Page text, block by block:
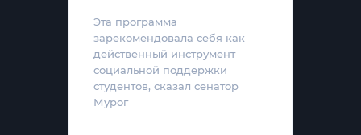
Эта программа
зарекомендовала себя как
действенный инструмент
социальной поддержки
студентов, сказал сенатор
Мурог